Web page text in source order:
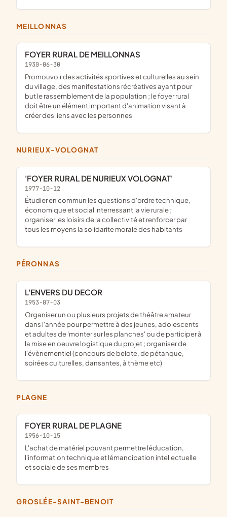
MEILLONNAS
FOYER RURAL DE MEILLONNAS
1930-06-30
promouvoir des activités sportives et culturelles au sein
du village, des manifestations récréatives ayant pour
but le rassemblement de la population ; le foyer rural
doit être un élément important d'animation visant à
créer des liens avec les personnes
NURIEUX-VOLOGNAT
'FOYER RURAL DE NURIEUX VOLOGNAT'
1977-10-12
étudier en commun les questions d'ordre technique,
économique et social interressant la vie rurale ;
organiser les loisirs de la collectivité et renforcer par
tous les moyens la solidarite morale des habitants
PÉRONNAS
L'ENVERS DU DECOR
1953-07-03
organiser un ou plusieurs projets de théâtre amateur
dans l'année pour permettre à des jeunes, adolescents
et adultes de 'monter sur les planches' ou de participer à
la mise en oeuvre logistique du projet ; organiser de
l'évènementiel (concours de belote, de pétanque,
soirées culturelles, dansantes, à thème etc)
PLAGNE
FOYER RURAL DE PLAGNE
1956-10-15
l'achat de matériel pouvant permettre léducation,
l'information technique et lémancipation intellectuelle
et sociale de ses membres
GROSLÉE-SAINT-BENOIT